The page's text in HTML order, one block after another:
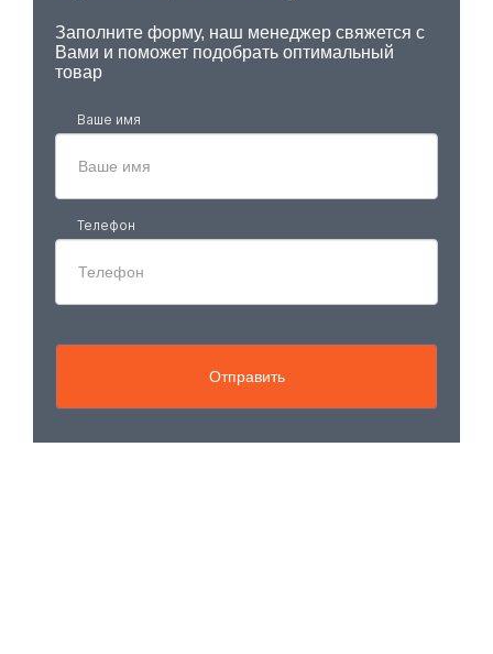
Заполните форму, наш менеджер свяжется с
Вами и поможет подобрать оптимальный
товар
Ваше имя
Телефон
Отправить